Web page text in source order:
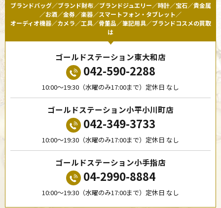
ブランドバッグ／ブランド財布／ブランドジュエリー／時計／宝石／貴金属
／お酒／金券／楽器／スマートフォン・タブレット／
オーディオ機器／カメラ／工具／骨董品／筆記用具／ブランドコスメの買取
は
ゴールドステーション東大和店
042-590-2288
10:00〜19:30（水曜のみ17:00まで）定休日 なし
ゴールドステーション小平小川町店
042-349-3733
10:00〜19:30（水曜のみ17:00まで）定休日 なし
ゴールドステーション小手指店
04-2990-8884
10:00〜19:30（水曜のみ17:00まで）定休日 なし